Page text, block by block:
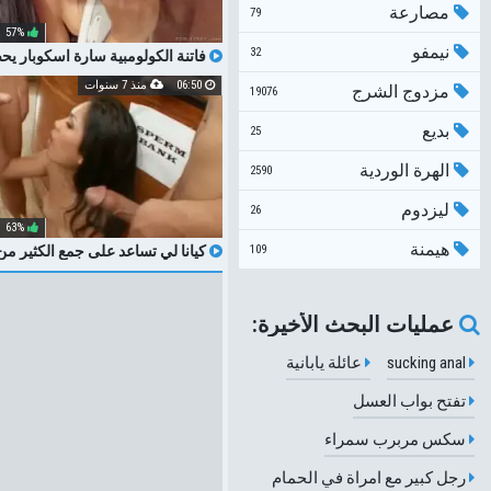
فاتنة الكولومبية سارة اسكوبار
جرعة من نائب الرئيس بعد ركوب
57%
كيانا لي تساعد على جمع الكثير
الرئيس في البنك نائب الرئيس
63%
منذ 7 سنوات
مصارعة 79
نيمفو 32
مزدوج الشرج 19076
بديع 25
الهرة الوردية 2590
ليزدوم 26
هيمنة 109
عمليات البحث الأخيرة:
عائلة يابانية
تفتح بواب العسل
سكس مربرب سمراء
رجل كبير مع امراة في الحمام